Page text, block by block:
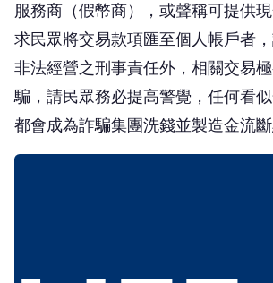
服務商（假幣商），或聲稱可提供
求民眾將交易款項匯至個人帳戶者
非法經營之刑事責任外，相關交易
騙，請民眾務必提高警覺，任何看
都會成為詐騙集團洗錢並製造金流斷